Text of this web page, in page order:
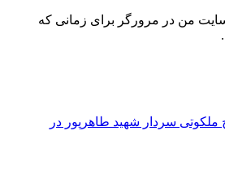
من در مرورگر برای زمانی که
سردار شهید طاهرپور در